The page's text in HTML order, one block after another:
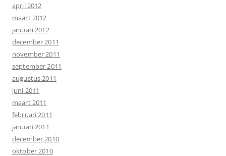
april 2012
maart 2012
januari 2012
december 2011
november 2011
september 2011
augustus 2011
juni 2011
maart 2011
februari 2011
januari 2011
december 2010
oktober 2010